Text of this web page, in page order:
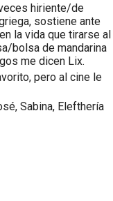
hiriente/de
sostiene ante
la vida que tirarse al
bolsa de mandarina
me dicen Lix.
pero al cine le
Sabina, Elefthería